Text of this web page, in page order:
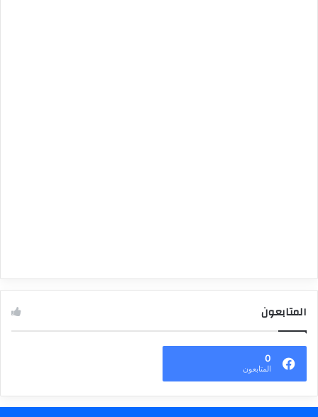
المتابعون
0
المتابعون